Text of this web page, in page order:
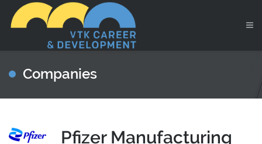
Companies
Pfizer Manufacturing